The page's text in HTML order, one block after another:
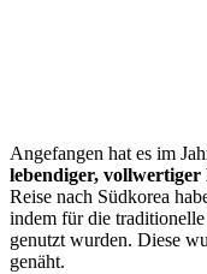
Angefangen hat es im
lebendiger,
Reise nach Südkorea
indem für die
genutzt wurden. Diese
genäht.